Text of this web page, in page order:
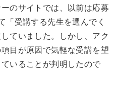
のサイトでは、以前は応募
「受講する先生を選んでく
ていました。しかし、アク
目が原因で気軽な受講を望
いることが判明したので